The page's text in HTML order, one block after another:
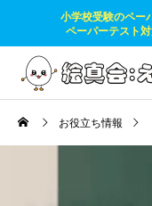
小学校受験のペー
ペーパーテスト
お役立ち情報